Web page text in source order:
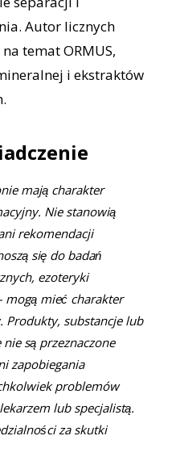
Autor licznych
temat ORMUS,
i ekstraktów
mają charakter
Nie stanowią
rekomendacji
się do badań
ezoteryki
mogą mieć charakter
Produkty, substancje lub
są przeznaczone
zapobiegania
problemów
lub specjalistą.
za skutki